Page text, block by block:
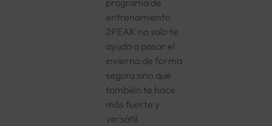
programa de
entrenamiento
2PEAK no solo te
ayuda a pasar el
invierno de forma
segura sino que
también te hace
más fuerte y
versátil.